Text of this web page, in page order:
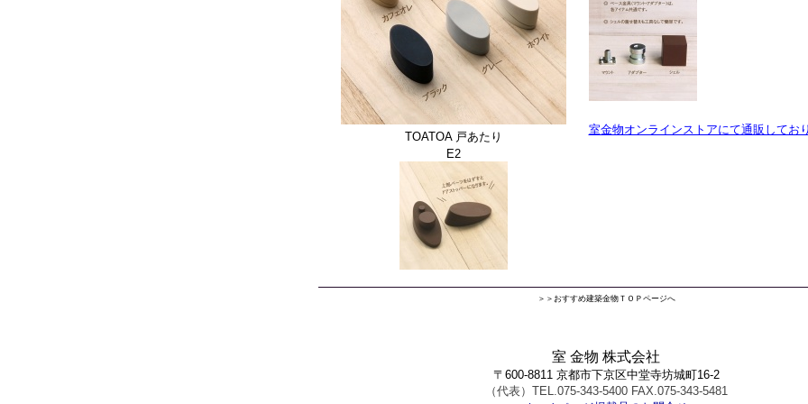
TOATOA 戸あたり
E2
室金物オンラインストアにて通販してお
＞＞おすすめ建築金物ＴＯＰページへ
室 金物 株式会社
〒600-8811 京都市下京区中堂寺坊城町16-2
（代表）TEL.075-343-5400 FAX.075-343-5481